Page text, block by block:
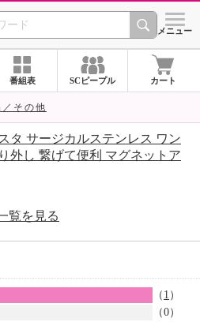
CHANNEL シメニュー
番組表 SCピープル カート
その他
タ サージカルステンレス ワン
外し 繋げて便利 マグネットア
覧を見る
（ 1 ）
（0）